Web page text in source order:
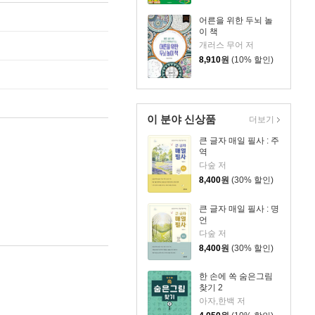
어른을 위한 두뇌 놀
이 책
개러스 무어 저
8,910원 (10% 할인)
이 분야 신상품
큰 글자 매일 필사 : 주
역
다숲 저
8,400원 (30% 할인)
큰 글자 매일 필사 : 명
언
다숲 저
8,400원 (30% 할인)
한 손에 쏙 숨은그림
찾기 2
아자,한백 저
더보기